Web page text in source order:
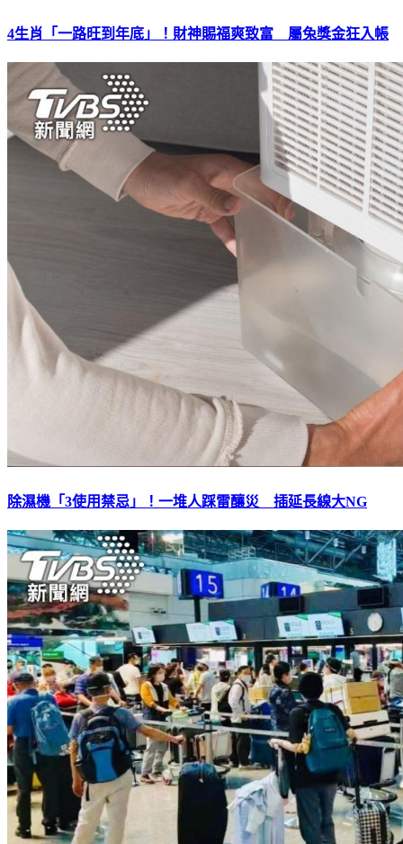
4生肖「一路旺到年底」！財神賜福爽致富 屬兔獎金狂入帳
除濕機「3使用禁忌」！一堆人踩雷釀災 插延長線大NG